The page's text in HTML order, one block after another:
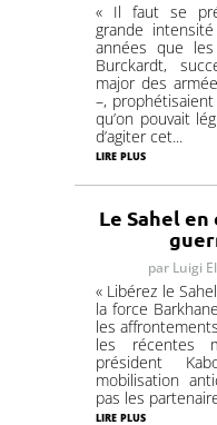
« Il faut se
grande
années que
Burckardt,
major des
–,
qu’on pouvait
d’agiter cet...
lire plus
Le Sahel
par Luigi
« Libérez le
la force
les
les récentes
président
mobilisation
pas les
lire plus